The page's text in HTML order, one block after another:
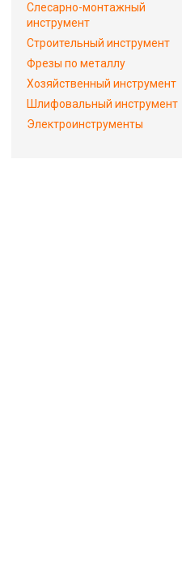
Слесарно-монтажный
инструмент
Строительный инструмент
Фрезы по металлу
Хозяйственный инструмент
Шлифовальный инструмент
Электроинструменты